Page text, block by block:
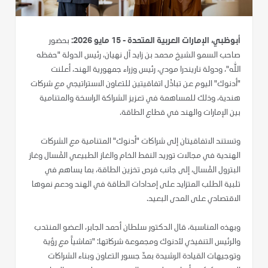
أبوظبي، الإمارات العربية المتحدة - 15 مايو 2026:
بحضور
صاحب السمو الشيخ محمد بن زايد آل نهيان، رئيس الدولة "حفظه
الله"، ودولة ناريندرا مودي، رئيس وزراء جمهورية الهند، أعلنت
"أدنوك" اليوم عن تبادُل اتفاقيتين للتعاون الاستراتيجي مع شركات
هندية، وذلك للمساهمة في تعزيز الشراكة الراسخة والمتنامية
بين الإمارات والهند في قطاع الطاقة.
وتستند الاتفاقيتان إلى شراكات "أدنوك" المتنامية مع الشركات
الهندية في مجالات توريد النفط الخام والغاز الطبيعي المُسال وغاز
البترول المُسال، إلى جانب فرص تخزين الطاقة، بما يساهم في
تلبية الطلب المتزايد على إمدادات الطاقة في الهند ودعم نموها
الاقتصادي على المدى البعيد.
وبهذه المناسبة، قال الدكتور سلطان أحمد الجابر، العضو المنتدب
والرئيس التنفيذي لأدنوك ومجموعة شركاتها: "تماشياً مع رؤية
وتوجيهات القيادة الرشيدة بمدّ جسور التعاون وبناء الشراكات